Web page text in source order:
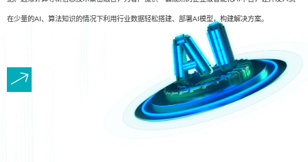
在少量的AI、算法知识的情况下利用行业数据轻松搭建、部署AI模型，构建解决方案。